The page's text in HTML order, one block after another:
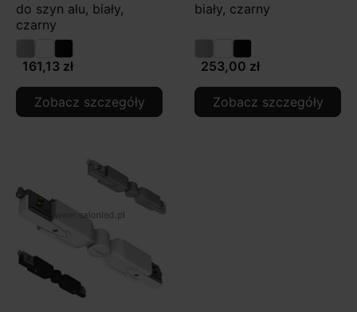
do szyn alu, biały,
czarny
161,13 zł
Zobacz szczegóły
biały, czarny
253,00 zł
Zobacz szczegóły